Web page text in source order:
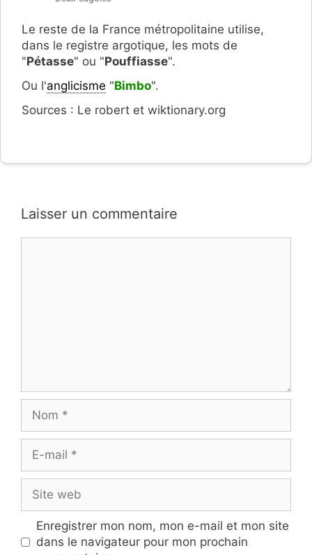
Le reste de la France métropolitaine utilise,
dans le registre argotique, les mots de
"Pétasse" ou "Pouffiasse".
Ou l'anglicisme "Bimbo".
Sources : Le robert et wiktionary.org
Laisser un commentaire
mail
web
Enregistrer mon nom, mon e-mail et mon site
dans le navigateur pour mon prochain